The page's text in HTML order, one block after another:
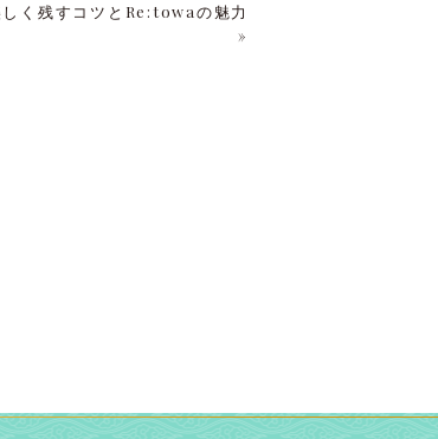
く残すコツとRe:towaの魅力
»